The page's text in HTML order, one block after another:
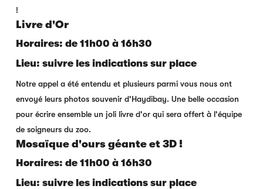
!
Livre d'Or
Horaires: de 11h00 à 16h30
Lieu: suivre les indications sur place
Notre appel a été entendu et plusieurs parmi vous nous ont
envoyé leurs photos souvenir d'Haydibay. Une belle occasion
pour écrire ensemble un joli livre d'or qui sera offert à l'équipe
de soigneurs du zoo.
Mosaïque d'ours géante et 3D !
Horaires: de 11h00 à 16h30
Lieu: suivre les indications sur place